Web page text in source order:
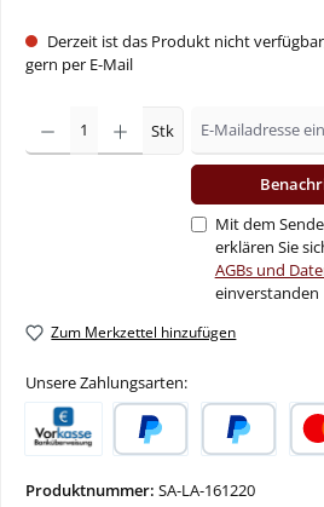
Derzeit ist das Produkt nicht
gern per E-Mail
Stk
Mit dem
erklären Sie
AGBs und
einverstanden
Zum Merkzettel hinzufügen
Unsere Zahlungsarten:
Produktnummer: SA-LA-161220